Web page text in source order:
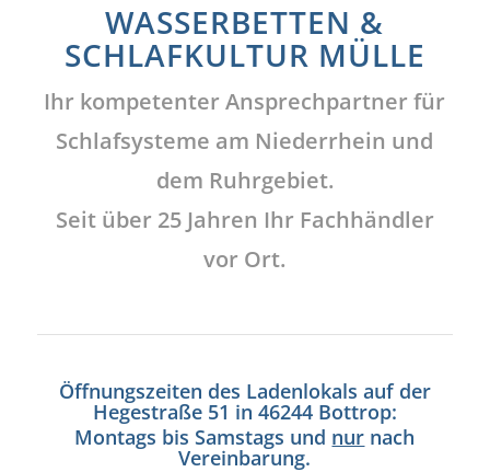
WASSERBETTEN &
SCHLAFKULTUR MÜLLE
Ihr kompetenter Ansprechpartner für
Schlafsysteme am Niederrhein und
dem Ruhrgebiet.
Seit über 25 Jahren Ihr Fachhändler
vor Ort.
Öffnungszeiten des Ladenlokals auf der
Hegestraße 51 in 46244 Bottrop:
Montags bis Samstags und nur nach
Vereinbarung.